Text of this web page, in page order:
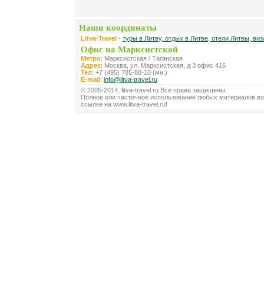
Наши координаты
Litva-Travel - туры в Литву, отдых в Литве, отели Литвы,
Офис на Марксистской
Метро: Марксистская / Таганская
Адрес: Москва, ул. Марксистская, д 3 офис 416
Тел: +7 (495) 785-88-10 (мн.)
E-mail: info@litva-travel.ru
© 2005-2014, litva-travel.ru Все права защищены.
Полное или частичное использование любых материалов
ссылке на www.litva-travel.ru!